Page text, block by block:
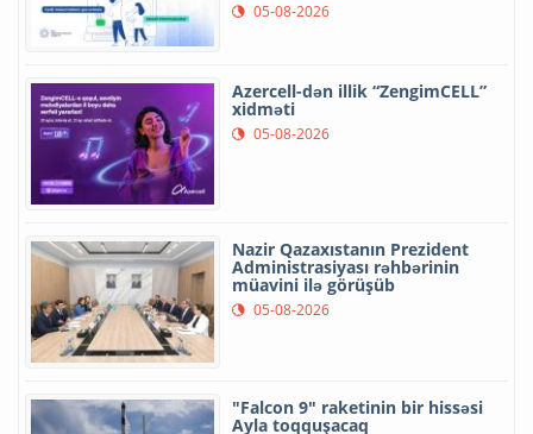
05-08-2026
Azercell-dən illik “ZengimCELL”
xidməti
05-08-2026
Nazir Qazaxıstanın Prezident
Administrasiyası rəhbərinin
müavini ilə görüşüb
05-08-2026
"Falcon 9" raketinin bir hissəsi
Ayla toqquşacaq